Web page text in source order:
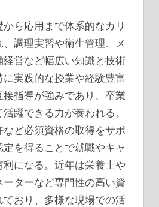
ら応用まで体系的なカリ
調理実習や衛生管理、メ
経営など幅広い知識と技術
実践的な授業や経験豊富
指導が強みであり、卒業
躍できる力が養われる。
など必須資格の取得をサポ
を得ることで就職やキャ
利になる。近年は栄養士や
ターなど専門性の高い資
おり、多様な現場での活